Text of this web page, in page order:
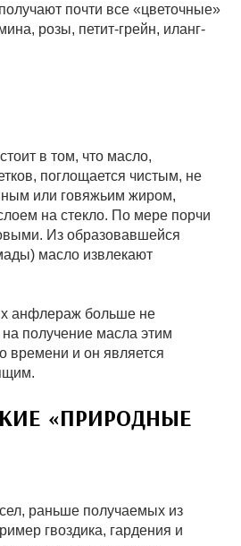
почти все «цветочные»
розы, петит-грейн, иланг-
в том, что масло,
поглощается чистым, не
или говяжьим жиром,
на стекло. По мере порчи
Из образовавшейся
масло извлекают
анфлераж больше не
на получение масла этим
времени и он является
«ПРИРОДНЫЕ
раньше получаемых из
гвоздика, гардения и